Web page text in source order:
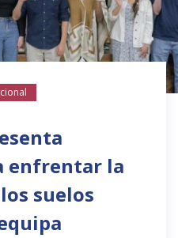
enfrentar la
suelos